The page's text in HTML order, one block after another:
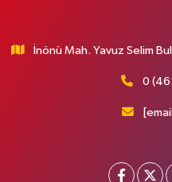
İnönü Mah. Yavuz Selim
0